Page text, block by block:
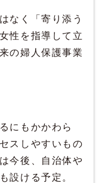
なく「寄り添う
性を指導して立
の婦人保護事業
にもかかわら
スしやすいもの
今後、自治体や
設ける予定。